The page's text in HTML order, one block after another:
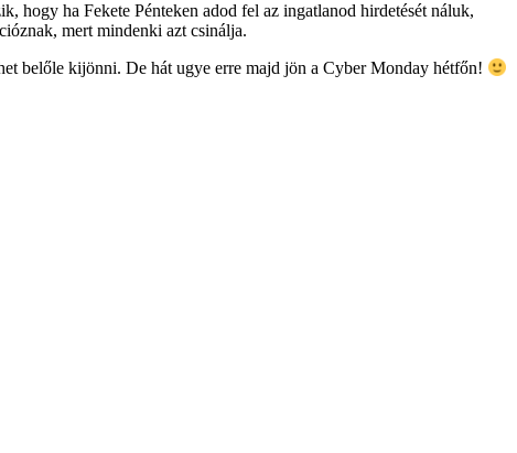
hogy ha Fekete Pénteken adod fel az ingatlanod hirdetését náluk,
mert mindenki azt csinálja.
belőle kijönni. De hát ugye erre majd jön a Cyber Monday hétfőn!